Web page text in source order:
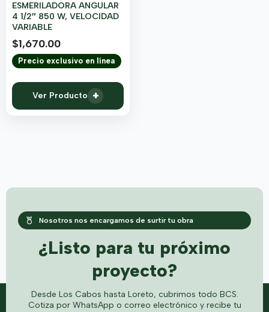
ESMERILADORA ANGULAR
4 1/2″ 850 W, VELOCIDAD
VARIABLE
$1,670.00
Precio exclusivo en línea
Ver Producto +
Nosotros nos encargamos de surtir tu obra
¿Listo para tu próximo
proyecto?
Desde Los Cabos hasta Loreto, cubrimos todo BCS.
Cotiza por WhatsApp o correo electrónico y recibe tu